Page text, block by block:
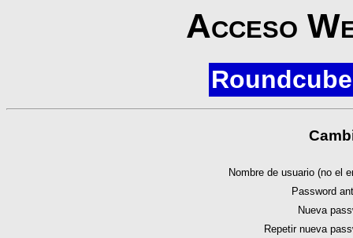
Acceso
Nombre de usuario (no el
Password
Nueva
Repetir nueva